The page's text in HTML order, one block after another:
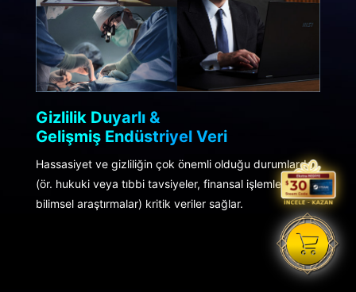
Gizlilik Duyarlı &
Gelişmiş Endüstriyel Veri
Hassasiyet ve gizliliğin çok önemli olduğu durumlarda
(ör. hukuki veya tıbbi tavsiyeler, finansal işlemler,
bilimsel araştırmalar) kritik veriler sağlar.